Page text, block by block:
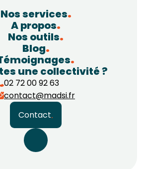
Nos services
A propos
Nos outils
Blog
une collectivité ?
Contact
02 72 00 92 63
contact@madsi.fr